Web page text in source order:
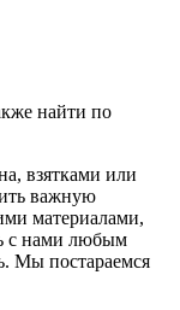
найти по
взятками или
важную
материалами,
с нами любым
Мы постараемся